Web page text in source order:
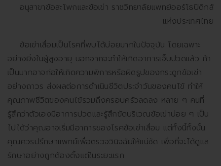
อนุสาขาข้อสะโพกและข้อเข่า ราชวิทยาลัยแพทย์ออร์โธปิดิกส์
แห่งประเทศไทย
ข้อเข่าเสื่อมเป็นโรคที่พบได้บ่อยมากในปัจจุบัน โดยเฉพาะ
อย่างยิ่งในผู้สูงอายุ นอกจากจะทำให้เกิดอาการเจ็บปวดแล้ว ถ้า
เป็นมากอาจก่อให้เกิดความพิการหรือผิดรูปของกระดูกข้อเข่า
อย่างถาวร ส่งผลต่อการดำเนินชีวิตประจำวันของคนไข้ ทำให้
คุณภาพชีวิตของคนไข้รวมถึงครอบครัวลดลง หลาย ๆ คนที่
รู้สึกว่าตัวเองมีอาการปวดและรู้สึกขัดบริเวณข้อเข่าบ่อย ๆ เป็น
ไปได้ว่าคุณอาจเริ่มมีอาการของโรคข้อเข่าเสื่อม แต่ทั้งนี้ทั้งนั้น
คุณควรปรึกษาแพทย์เพื่อตรวจวินิจฉัยให้แน่ชัด เพื่อที่จะได้ดูแล
รักษาอย่างถูกต้องตั้งแต่ในระยะแรก